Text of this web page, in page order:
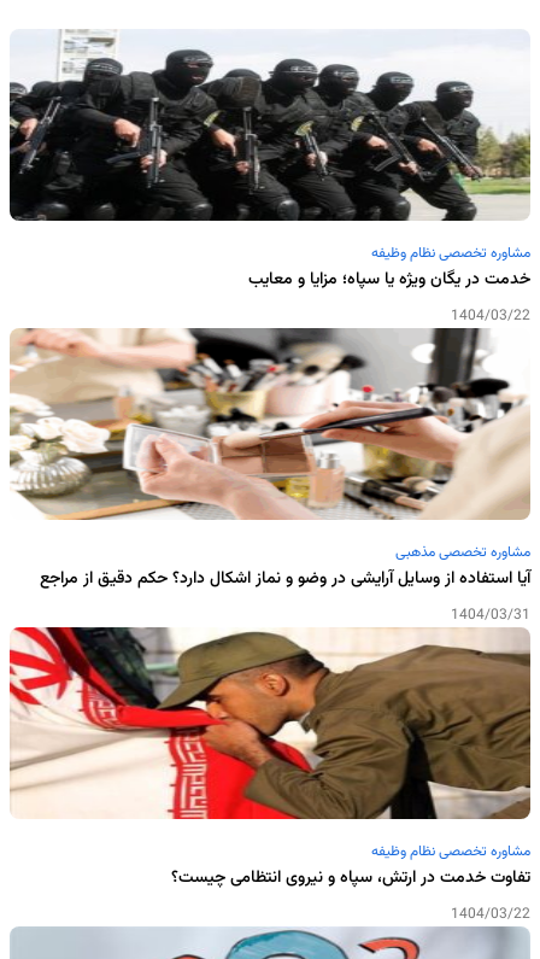
مشاوره تخصصی نظام وظیفه
خدمت در یگان ویژه یا سپاه؛ مزایا و معایب
1404/03/22
مشاوره تخصصی مذهبی
آیا استفاده از وسایل آرایشی در وضو و نماز اشکال دارد؟ حکم دقیق از مراجع
1404/03/31
مشاوره تخصصی نظام وظیفه
تفاوت خدمت در ارتش، سپاه و نیروی انتظامی چیست؟
1404/03/22